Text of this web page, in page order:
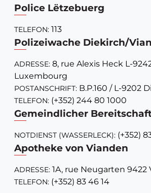
Police Lëtzebuerg
TELEFON: 113
Polizeiwache Diekirch/
ADRESSE: 8, rue Alexis Heck L-
Luxembourg
POSTANSCHRIFT: B.P.160 / L-9202
TELEFON: (+352) 244 80 1000
Gemeindlicher
NOTDIENST (WASSERLECK): (+352)
Apotheke von Vianden
ADRESSE: 1A, rue Neugarten 9422
TELEFON: (+352) 83 46 14